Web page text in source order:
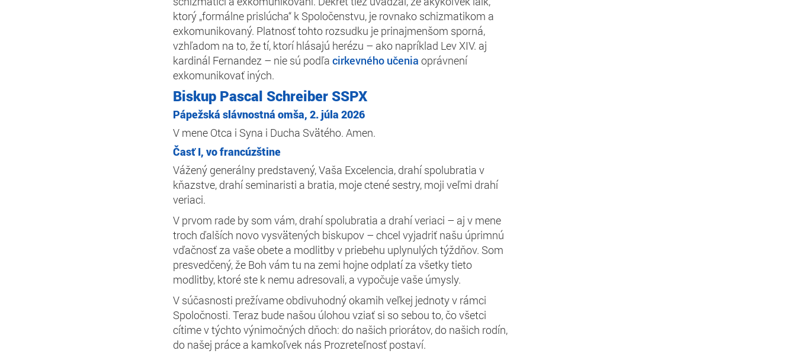
ktorý „formálne prislúcha“ k Spoločenstvu, je rovnako schizmatikom a
exkomunikovaný. Platnosť tohto rozsudku je prinajmenšom sporná,
vzhľadom na to, že tí, ktorí hlásajú herézu – ako napríklad Lev XIV. aj
kardinál Fernandez – nie sú podľa cirkevného učenia oprávnení
exkomunikovať iných.
Biskup Pascal Schreiber SSPX
Pápežská slávnostná omša, 2. júla 2026
V mene Otca i Syna i Ducha Svätého. Amen.
Časť I, vo francúzštine
Vážený generálny predstavený, Vaša Excelencia, drahí spolubratia v
kňazstve, drahí seminaristi a bratia, moje ctené sestry, moji veľmi drahí
veriaci.
V prvom rade by som vám, drahí spolubratia a drahí veriaci – aj v mene
troch ďalších novo vysvätených biskupov – chcel vyjadriť našu úprimnú
vďačnosť za vaše obete a modlitby v priebehu uplynulých týždňov. Som
presvedčený, že Boh vám tu na zemi hojne odplatí za všetky tieto
modlitby, ktoré ste k nemu adresovali, a vypočuje vaše úmysly.
V súčasnosti prežívame obdivuhodný okamih veľkej jednoty v rámci
Spoločnosti. Teraz bude našou úlohou vziať si so sebou to, čo všetci
cítime v týchto výnimočných dňoch: do našich priorátov, do našich rodín,
do našej práce a kamkoľvek nás Prozreteľnosť postaví.